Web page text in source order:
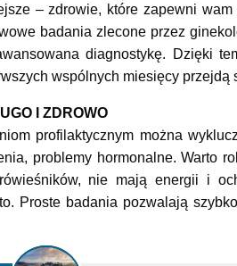
– zdrowie, które zapewni
badania zlecone przez
diagnostykę. Dzięki
wspólnych miesięcy przejdą
I ZDROWO
profilaktycznym można
problemy hormonalne. Warto
nie mają energii i
Proste badania pozwalają